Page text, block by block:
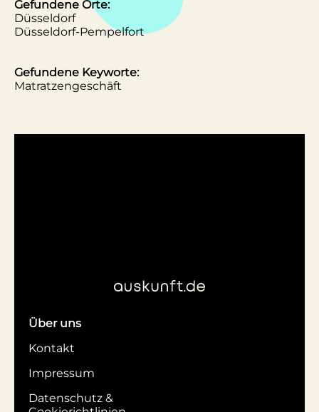
Gefundene Orte:
Düsseldorf
Düsseldorf-Pempelfort
Gefundene Keyworte:
Matratzengeschäft
Über uns
Kontakt
Impressum
Datenschutz &